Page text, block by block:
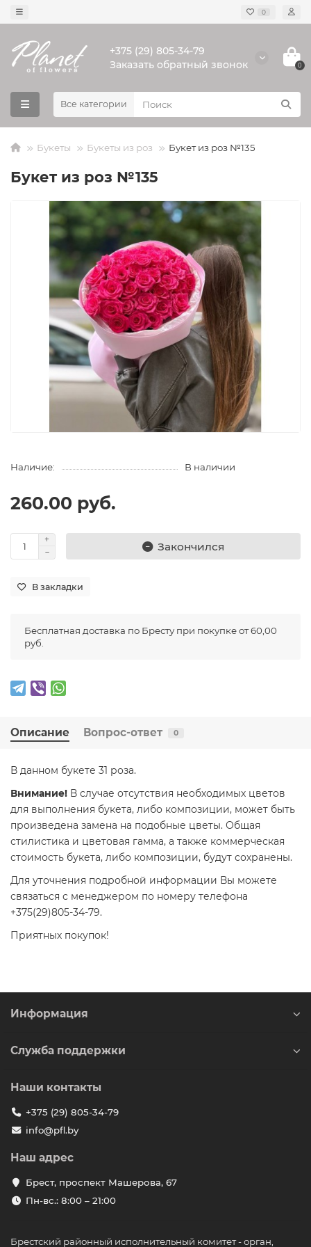
0
+375 (29) 805-34-79
Заказать обратный звонок
0
Все категории
Букеты Букеты из роз Букет из роз №135
Букет из роз №135
Наличие: В наличии
260.00 руб.
Закончился
В закладки
Бесплатная доставка по Бресту при покупке от 60,00
руб.
Описание Вопрос-ответ 0
В данном букете 31 роза.
Внимание! В случае отсутствия необходимых цветов
для выполнения букета, либо композиции, может быть
произведена замена на подобные цветы. Общая
стилистика и цветовая гамма, а также коммерческая
стоимость букета, либо композиции, будут сохранены.
Для уточнения подробной информации Вы можете
связаться с менеджером по номеру телефона
+375(29)805-34-79.
Приятных покупок!
Информация
Служба поддержки
Наши контакты
+375 (29) 805-34-79
info@pfl.by
Наш адрес
Брест, проспект Машерова, 67
Пн-вс.: 8:00 – 21:00
Брестский районный исполнительный комитет - орган,